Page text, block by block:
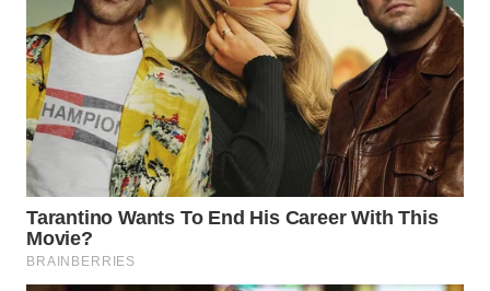
LABUANBAJO
BORNEO
Wahana
Media
Group
WAHANA
NEWS